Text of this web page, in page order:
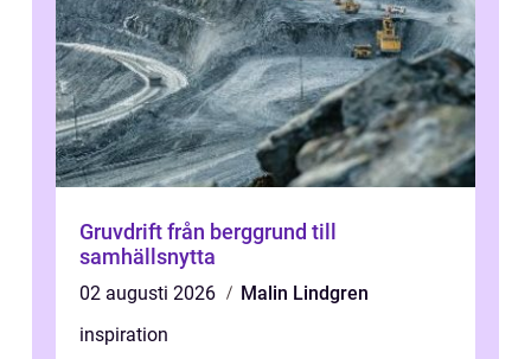
Gruvdrift från berggrund till
samhällsnytta
02 augusti 2026
Malin Lindgren
inspiration